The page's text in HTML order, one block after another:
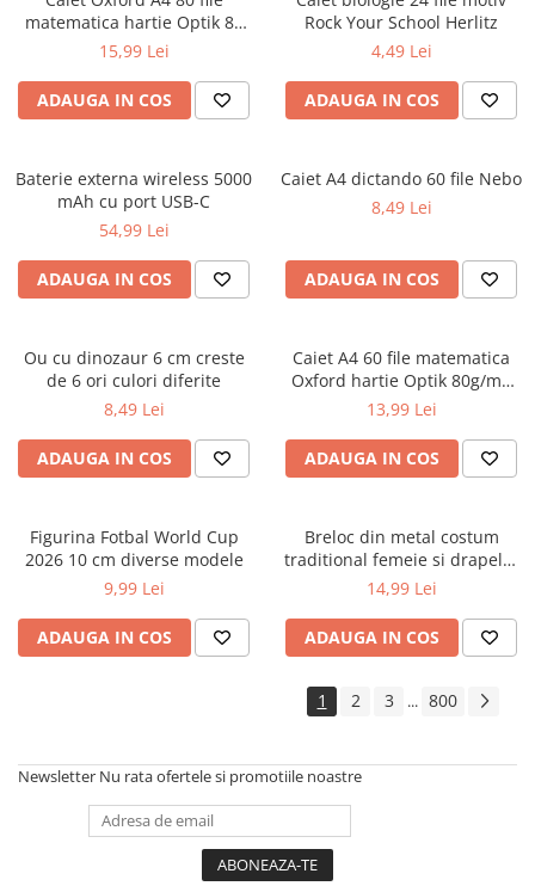
Penare tip etui
Acuarele și pensule școlare
Acuarele școlare și Tempera
Pensule școlare
Cărți
Cărți pentru copii
Cărți ilustrate și interactive
Materiale educaționale
Benzi desenate
Hobby și activități pentru copii
Educație și carte școlară
Culegeri și materiale auxiliare
Caiete de vacanță
Bibliografie școlară
Bibliografie didactică
Dicționare și gramatici
Romane și literatură
Clasici români și universali
matematica hartie Optik 80
g/mp motiv Teenager
15,99 Lei
ADAUGA IN COS
Rock Your School Herlitz
4,49 Lei
ADAUGA IN COS
Baterie externa wireless 5000
mAh cu port USB-C
54,99 Lei
ADAUGA IN COS
Caiet A4 dictando 60 file Nebo
8,49 Lei
ADAUGA IN COS
Ou cu dinozaur 6 cm creste
de 6 ori culori diferite
8,49 Lei
ADAUGA IN COS
Caiet A4 60 file matematica
Oxford hartie Optik 80g/mp
motiv Touch Pastel
13,99 Lei
ADAUGA IN COS
Figurina Fotbal World Cup
2026 10 cm diverse modele
9,99 Lei
ADAUGA IN COS
Breloc din metal costum
traditional femeie si drapelul
Romaniei 9 cm
14,99 Lei
ADAUGA IN COS
1 2 3 ... 800
Newsletter Nu rata ofertele si promotiile noastre